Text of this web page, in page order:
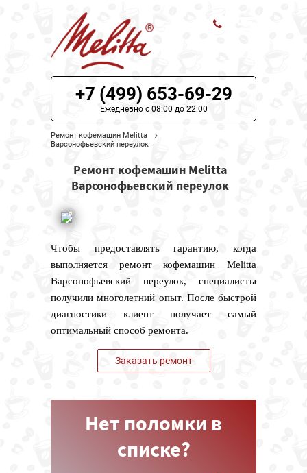
ЦЕНЫ НА РЕМОНТ
О СЕРВИСЕ
МОДЕЛИ MELITTA
НАШИ КОНТАКТЫ
+7 (499) 653-69-29
Ежедневно с 08:00 до 22:00
Ремонт кофемашин Melitta
Варсонофьевский переулок
Ремонт кофемашин Melitta
Варсонофьевский переулок
Чтобы предоставлять гарантию, когда
выполняется ремонт кофемашин Melitta
Варсонофьевский переулок, специалисты
получили многолетний опыт. После быстрой
диагностики клиент получает самый
оптимальный способ ремонта.
Заказать ремонт
Нет поломки в
списке?